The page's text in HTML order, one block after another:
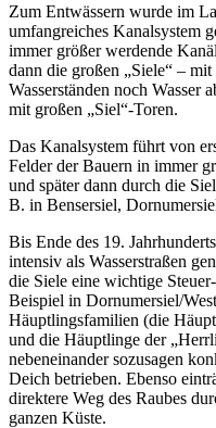
Zum Entwässern wurde im
umfangreiches Kanalsystem
immer größer werdende
dann die großen „Siele“ –
Wasserständen noch Wasser
mit großen „Siel“-Toren.
Das Kanalsystem führt von
Felder der Bauern in immer
und später dann durch die
B. in Bensersiel,
Bis Ende des 19.
intensiv als Wasserstraßen
die Siele eine wichtige
Beispiel in Dornumersiel/
Häuptlingsfamilien (die
und die Häuptlinge der
nebeneinander sozusagen
Deich betrieben. Ebenso
direktere Weg des Raubes
ganzen Küste.